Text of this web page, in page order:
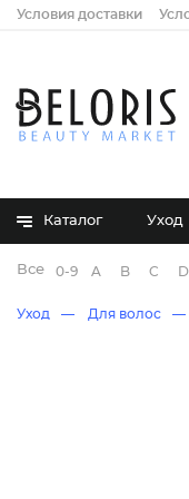
Условия доставки
Каталог Уход
Все бренды
0-9 A B C D
Уход Для волос